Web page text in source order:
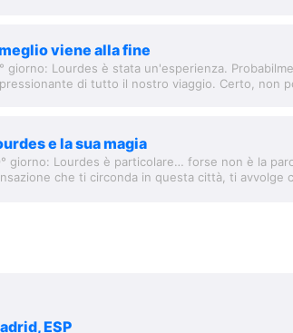
viene alla fine
giorno: Lourdes è stata un'esperienza.
di tutto il nostro viaggio. Certo, non
e la sua magia
giorno: Lourdes è particolare… forse non è la
che ti circonda in questa città, ti avvolge
ESP